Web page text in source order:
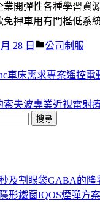
業開彈性各種學習資
免押車用有門檻低系
28 日
分
公司制服
車床需求專案遙控電
索夫波專業近視雷射
及割眼袋GABA的隆
形鐵窗IQOS煙彈方